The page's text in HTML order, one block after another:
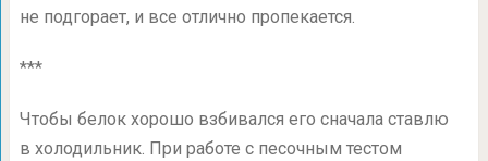
не подгорает, и все отлично пропекается.
***
Чтобы белок хорошо взбивался его сначала ставлю
в холодильник. При работе с песочным тестом